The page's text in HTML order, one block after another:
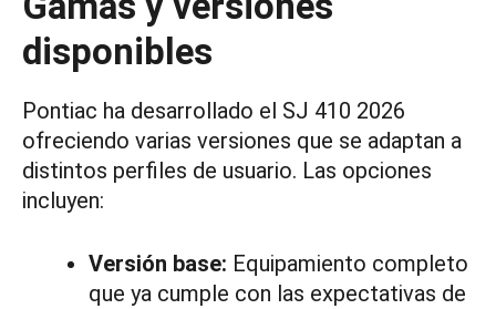
disponibles
Pontiac ha desarrollado el SJ 410 2026
ofreciendo varias versiones que se adaptan a
distintos perfiles de usuario. Las opciones
incluyen:
Versión base: Equipamiento completo
que ya cumple con las expectativas de